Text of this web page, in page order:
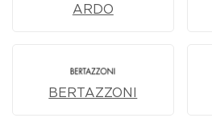
ARDO
BERTAZZONI